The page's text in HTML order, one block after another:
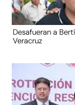
Desafueran a
Veracruz